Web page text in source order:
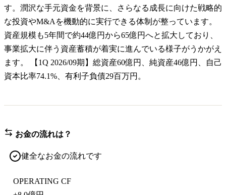
す。潤沢な手元資金を背景に、さらなる成長に向けた戦略的
な投資やM&Aを機動的に実行できる体制が整っています。
資産規模も5年間で約44億円から65億円へと拡大しており、
事業拡大に伴う資産蓄積が着実に進んでいる様子がうかがえ
ます。 【1Q 2026/09期】総資産60億円、純資産46億円、自己
資本比率74.1%、有利子負債29百万円。
お金の流れは？
健全なお金の流れです
OPERATING CF